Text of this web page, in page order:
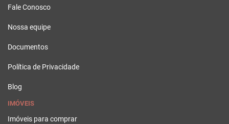
Fale Conosco
Nossa equipe
Documentos
Política de Privacidade
Blog
IMÓVEIS
Imóveis para comprar